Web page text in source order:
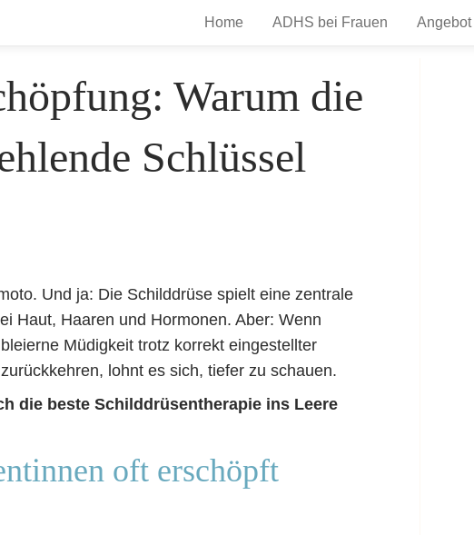
Home ADHS bei Frauen Angebot
Warum die
Schlüssel
Und ja: Die Schilddrüse spielt eine zentrale
Haut, Haaren und Hormonen. Aber: Wenn
Müdigkeit trotz korrekt eingestellter
lohnt es sich, tiefer zu schauen.
die beste Schilddrüsentherapie ins Leere
oft erschöpft